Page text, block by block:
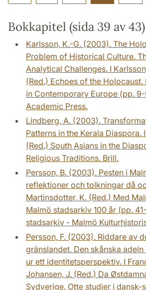
Bokkapitel (sida 39 av 43)
Karlsson, K.-G. (2003). The
Problem of Historical Culture.
Analytical Challenges. I
(Red.) Echoes of the
in Contemporary Europe (pp.
Academic Press.
Lindberg, A. (2003).
Patterns in the Kerala Diaspora.
(Red.) South Asians in the
Religious Traditions. Brill.
Persson, B. (2003). Pesten i
reflektioner och tolkningar då
Martinsdotter, K. (Red.) Med
Malmö stadsarkiv 100 år (pp.
stadsarkiv - Malmö
Persson, F. (2003). Riddare av
gränslandet. Den skånska
ur ett identitetsperspektiv. I
Johansen, J. (Red.) Da
Sydverige. Otte studier i dansk-